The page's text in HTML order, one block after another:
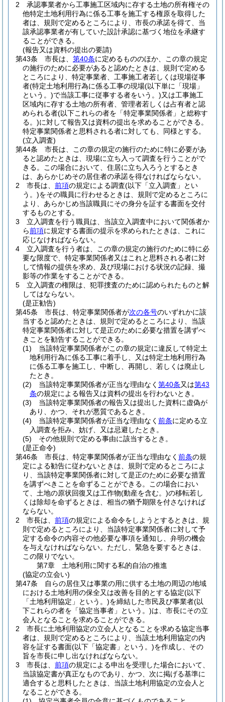
2
承認事業者から工事施工区域内に存する土地の所有権その
他特定土地利用行為に係る工事を施工する権原を取得した
者は、規則で定めるところにより、市長の承諾を得て、当
該承認事業者が有していた設計承認に基づく地位を承継す
ることができる。
(報告又は資料の提出の要請)
第43条
市長は、 第40条に定めるもののほか、この章の規定
の施行のために必要があると認めたときは、規則で定める
ところにより、特定事業者、工事施工者若しくは現場従事
者(特定土地利用行為に係る工事の現場(以下単に「現場」
という。)で当該工事に従事する者をいう。)又は工事施工
区域内に存する土地の所有者、管理者若しくは占有者と認
められる者(以下これらの者を「特定事業関係者」と総称す
る。)に対して報告又は資料の提出を求めることができる。
特定事業関係者と思料される者に対しても、同様とする。
(立入調査)
第44条
市長は、この章の規定の施行のために特に必要があ
ると認めたときは、現場に立ち入って調査を行うことがで
きる。
この場合において、住居に立ち入ろうとするとき
は、あらかじめその居住者の承諾を得なければならない。
2
市長は、 前項の規定による調査(以下「立入調査」とい
う。)をその職員に行わせるときは、規則で定めるところに
より、あらかじめ当該職員にその身分を証する書面を交付
するものとする。
3
立入調査を行う職員は、当該立入調査中において関係者か
ら前項に規定する書面の提示を求められたときは、これに
応じなければならない。
4
立入調査を行う者は、この章の規定の施行のために特に必
要な限度で、特定事業関係者又はこれと思料される者に対
して情報の提供を求め、及び現場における状況の記録、撮
影等の作業をすることができる。
5
立入調査の権限は、犯罪捜査のために認められたものと解
してはならない。
(是正勧告)
第45条
市長は、特定事業関係者が次の各号のいずれかに該
当すると認めたときは、規則で定めるところにより、当該
特定事業関係者に対して是正のために必要な措置を講ずべ
きことを勧告することができる。
(1)
当該特定事業関係者がこの章の規定に違反して特定土
地利用行為に係る工事に着手し、又は特定土地利用行為
に係る工事を施工し、中断し、再開し、若しくは廃止し
たとき。
(2)
当該特定事業関係者が正当な理由なく 第40条又は第43
条の規定による報告又は資料の提出を行わないとき。
(3)
当該特定事業関係者の報告又は提出した資料に虚偽が
あり、かつ、それが悪質であるとき。
(4)
当該特定事業関係者が正当な理由なく 前条に定める立
入調査を拒み、妨げ、又は忌避したとき。
(5)
その他規則で定める事由に該当するとき。
(是正命令)
第46条
市長は、特定事業関係者が正当な理由なく 前条の規
定による勧告に従わないときは、規則で定めるところによ
り、当該特定事業関係者に対して是正のために必要な措置
を講ずべきことを命ずることができる。
この場合におい
て、土地の原状回復又は工作物(動産を含む。)の移転若し
くは除却を命ずるときは、相当の猶予期限を付さなければ
ならない。
2
市長は、 前項の規定による命令をしようとするときは、規
則で定めるところにより、当該特定事業関係者に対して予
定する命令の内容その他必要な事項を通知し、弁明の機会
を与えなければならない。 ただし、緊急を要するときは、
この限りでない。
第7章
土地利用に関する私的自治の推進
(協定の立会い)
第47条
自らの居住又は事業の用に供する土地の周辺の地域
における土地利用の保全又は改善を目的とする協定(以下
「土地利用協定」という。)を締結した市民及び事業者(以
下これらの者を「協定当事者」という。)は、市長にその立
会人となることを求めることができる。
2
市長に土地利用協定の立会人となることを求める協定当事
者は、規則で定めるところにより、当該土地利用協定の内
容を証する書面(以下「協定書」という。)を作成し、その
旨を市長に申し出なければならない。
3
市長は、 前項の規定による申出を受理した場合において、
当該協定書が真正なものであり、かつ、次に掲げる基準に
適合すると思料したときは、当該土地利用協定の立会人と
なることができる。